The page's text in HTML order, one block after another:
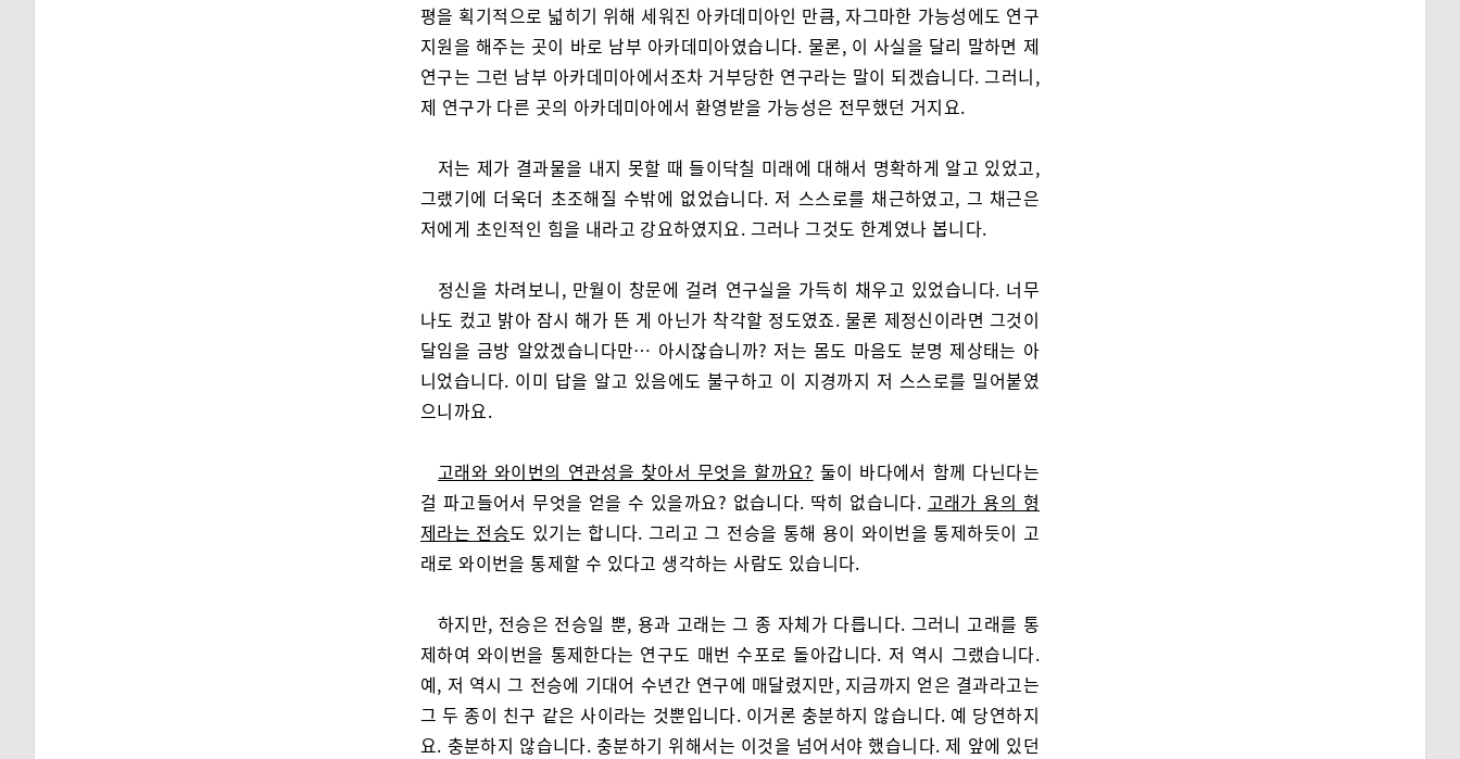
평을 획기적으로 넓히기 위해 세워진 아카데미아인 만큼, 자그마한 가능성에도 연구
지원을 해주는 곳이 바로 남부 아카데미아였습니다. 물론, 이 사실을 달리 말하면 제
연구는 그런 남부 아카데미아에서조차 거부당한 연구라는 말이 되겠습니다. 그러니,
제 연구가 다른 곳의 아카데미아에서 환영받을 가능성은 전무했던 거지요.
저는 제가 결과물을 내지 못할 때 들이닥칠 미래에 대해서 명확하게 알고 있었고,
그랬기에 더욱더 초조해질 수밖에 없었습니다. 저 스스로를 채근하였고, 그 채근은
저에게 초인적인 힘을 내라고 강요하였지요. 그러나 그것도 한계였나 봅니다.
정신을 차려보니, 만월이 창문에 걸려 연구실을 가득히 채우고 있었습니다. 너무
나도 컸고 밝아 잠시 해가 뜬 게 아닌가 착각할 정도였죠. 물론 제정신이라면 그것이
달임을 금방 알았겠습니다만… 아시잖습니까? 저는 몸도 마음도 분명 제상태는 아
니었습니다. 이미 답을 알고 있음에도 불구하고 이 지경까지 저 스스로를 밀어붙였
으니까요.
고래와 와이번의 연관성을 찾아서 무엇을 할까요? 둘이 바다에서 함께 다닌다는
걸 파고들어서 무엇을 얻을 수 있을까요? 없습니다. 딱히 없습니다. 고래가 용의 형
제라는 전승도 있기는 합니다. 그리고 그 전승을 통해 용이 와이번을 통제하듯이 고
래로 와이번을 통제할 수 있다고 생각하는 사람도 있습니다.
하지만, 전승은 전승일 뿐, 용과 고래는 그 종 자체가 다릅니다. 그러니 고래를 통
제하여 와이번을 통제한다는 연구도 매번 수포로 돌아갑니다. 저 역시 그랬습니다.
예, 저 역시 그 전승에 기대어 수년간 연구에 매달렸지만, 지금까지 얻은 결과라고는
그 두 종이 친구 같은 사이라는 것뿐입니다. 이거론 충분하지 않습니다. 예 당연하지
요. 충분하지 않습니다. 충분하기 위해서는 이것을 넘어서야 했습니다. 제 앞에 있던